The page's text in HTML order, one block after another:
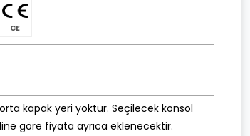
CE
kapak yeri yoktur. Seçilecek konsol
göre fiyata ayrıca eklenecektir.